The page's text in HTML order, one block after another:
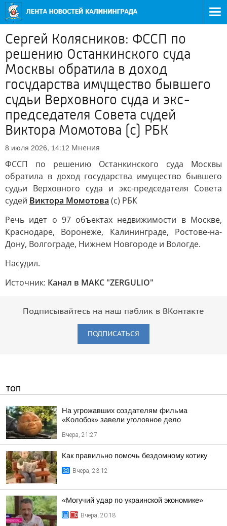
Сергей Колясников: ФССП по
решению Останкинского суда
Москвы обратила в доход
государства имущество бывшего
судьи Верховного суда и экс-
председателя Совета судей
Виктора Момотова (с) РБК
8 июля 2026, 14:12 Мнения
ФССП по решению Останкинского суда Москвы
обратила в доход государства имущество бывшего
судьи Верховного суда и экс-председателя Совета
судей Виктора Момотова (с) РБК
Речь идет о 97 объектах недвижимости в Москве,
Краснодаре, Воронеже, Калининграде, Ростове-на-
Дону, Волгограде, Нижнем Новгороде и Вологде.
Насудил.
Источник: Канал в МАКС "ZERGULIO"
Подписывайтесь на наш паблик в ВКонтакте
ПОДПИСАТЬСЯ
ТОП
На угрожавших создателям фильма
«Колобок» завели уголовное дело
Вчера, 21:27
Как правильно помочь бездомному котику
Вчера, 23:12
«Могучий удар по украинской экономике»
Вчера, 20:18